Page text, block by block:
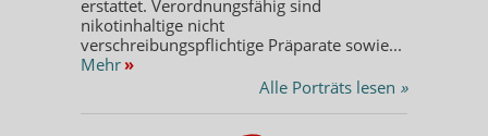
erstattet. Verordnungsfähig sind
nikotinhaltige nicht
verschreibungspflichtige Präparate sowie...
Mehr »
Alle Porträts lesen »